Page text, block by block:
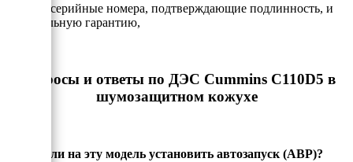
- Имеет серийные номера, подтверждающие подлинность, и
официальную гарантию,
Вопросы и ответы по ДЭС Cummins C110D5 в
шумозащитном кожухе
Можно ли на эту модель установить автозапуск (АВР)?